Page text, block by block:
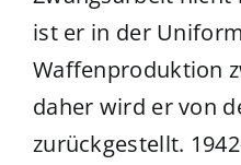
ist er in der
Waffenproduktion
daher wird er von
zurückgestellt.